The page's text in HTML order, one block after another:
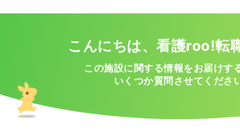
こんにちは、看護roo!転
この施設に関する情報をお届けす
いくつか質問させてくださ